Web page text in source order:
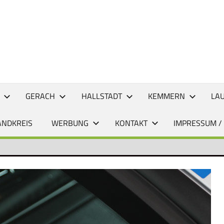
GERACH HALLSTADT KEMMERN
WERBUNG KONTAKT IMPRESSUM /